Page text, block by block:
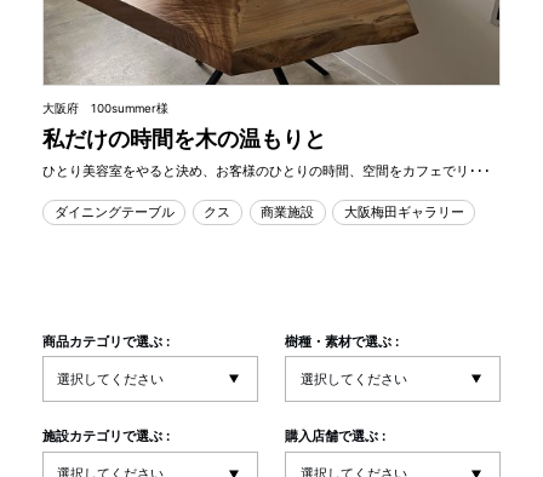
大阪府 100summer様
私だけの時間を木の温もりと
ひとり美容室をやると決め、お客様のひとりの時間、空間をカフェでリ･･･
ダイニングテーブル クス 商業施設 大阪梅田ギャラリー
商品カテゴリで選ぶ : 樹種・素材で選ぶ :
施設カテゴリで選ぶ : 購入店舗で選ぶ :